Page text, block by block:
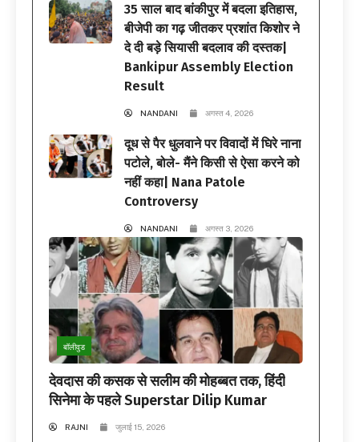
35 साल बाद बांकीपुर में बदला इतिहास,
बीजेपी का गढ़ जीतकर प्रशांत किशोर ने
दे दी बड़े सियासी बदलाव की दस्तक|
Bankipur Assembly Election
Result
NANDANI अगस्त 4, 2026
दूध से पैर धुलवाने पर विवादों में घिरे नाना
पटोले, बोले- मैंने किसी से ऐसा करने को
नहीं कहा| Nana Patole
Controversy
NANDANI अगस्त 3, 2026
बॉलीवुड
देवदास की कसक से सलीम की मोहब्बत तक, हिंदी
सिनेमा के पहले Superstar Dilip Kumar
RAJNI जुलाई 15, 2026